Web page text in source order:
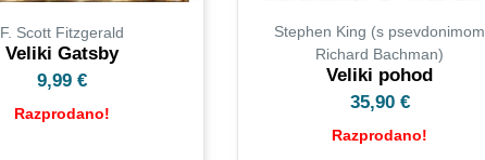
F. Scott Fitzgerald
Veliki Gatsby
9,99 €
Razprodano!
Stephen King (s psevdonimom
Richard Bachman)
Veliki pohod
35,90 €
Razprodano!